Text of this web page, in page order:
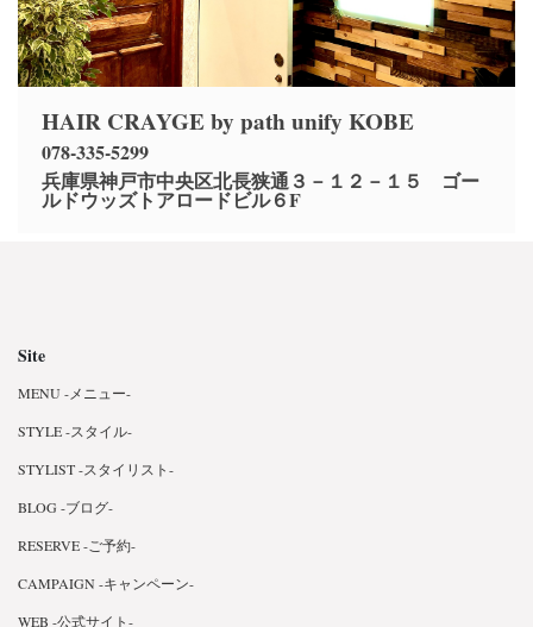
HAIR CRAYGE by path unify KOBE
078-335-5299
兵庫県神戸市中央区北長狭通３－１２－１５ ゴー
ルドウッズトアロードビル６F
Site
MENU -メニュー-
STYLE -スタイル-
STYLIST -スタイリスト-
BLOG -ブログ-
RESERVE -ご予約-
CAMPAIGN -キャンペーン-
WEB -公式サイト-